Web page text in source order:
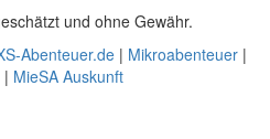
und ohne Gewähr.
Abenteuer.de | Mikroabenteuer |
| MieSA Auskunft